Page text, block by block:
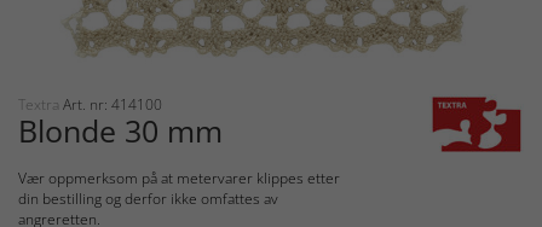
Textra Art. nr: 414100
Blonde 30 mm
Vær oppmerksom på at metervarer klippes etter
din bestilling og derfor ikke omfattes av
angreretten.